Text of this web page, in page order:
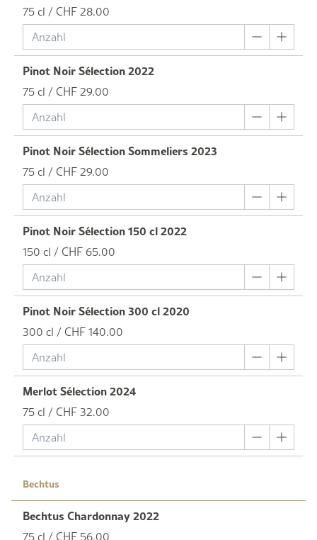
75 cl / CHF 28.00
Pinot Noir Sélection 2022
75 cl / CHF 29.00
Pinot Noir Sélection Sommeliers 2023
75 cl / CHF 29.00
Pinot Noir Sélection 150 cl 2022
150 cl / CHF 65.00
Pinot Noir Sélection 300 cl 2020
300 cl / CHF 140.00
Merlot Sélection 2024
75 cl / CHF 32.00
Bechtus
Bechtus Chardonnay 2022
75 cl / CHF 56.00